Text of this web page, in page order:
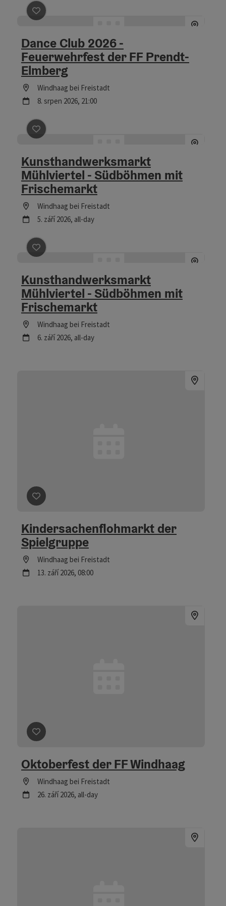
Označit příspěvek : Dance Club 2026 - Feuerwehrfest
Dance Club 2026 -
Feuerwehrfest der FF Prendt-
Elmberg
Lokace
Windhaag bei Freistadt
další termín
8. srpen 2026, 21:00
Označit příspěvek : Kunsthandwerksmarkt
Kunsthandwerksmarkt
Mühlviertel - Südböhmen mit
Frischemarkt
Lokace
Windhaag bei Freistadt
další termín
5. září2026, all-day
Označit příspěvek : Kunsthandwerksmarkt
Kunsthandwerksmarkt
Mühlviertel - Südböhmen mit
Frischemarkt
Lokace
Windhaag bei Freistadt
další termín
6. září2026, all-day
Označit příspěvek
Kindersachenflohmarkt der
Spielgruppe
Lokace
Windhaag bei Freistadt
další termín
13. září2026, 08:00
Označit příspěvek
Oktoberfest der FF Windhaag
Lokace
Windhaag bei Freistadt
další termín
26. září2026, all-day